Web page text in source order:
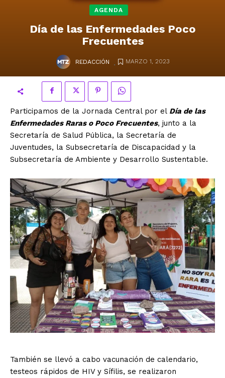
AGENDA
Día de las Enfermedades Poco
Frecuentes
REDACCIÓN . MARZO 1, 2023
Participamos de la Jornada Central por el Día de las
Enfermedades Raras o Poco Frecuentes, junto a la
Secretaría de Salud Pública, la Secretaría de
Juventudes, la Subsecretaría de Discapacidad y la
Subsecretaría de Ambiente y Desarrollo Sustentable.
También se llevó a cabo vacunación de calendario,
testeos rápidos de HIV y Sífilis, se realizaron